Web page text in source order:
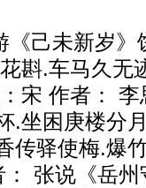
《己未新岁
斟.车马久无
宋 作者：
.坐困庚楼分
传驿使梅.爆
张说《岳